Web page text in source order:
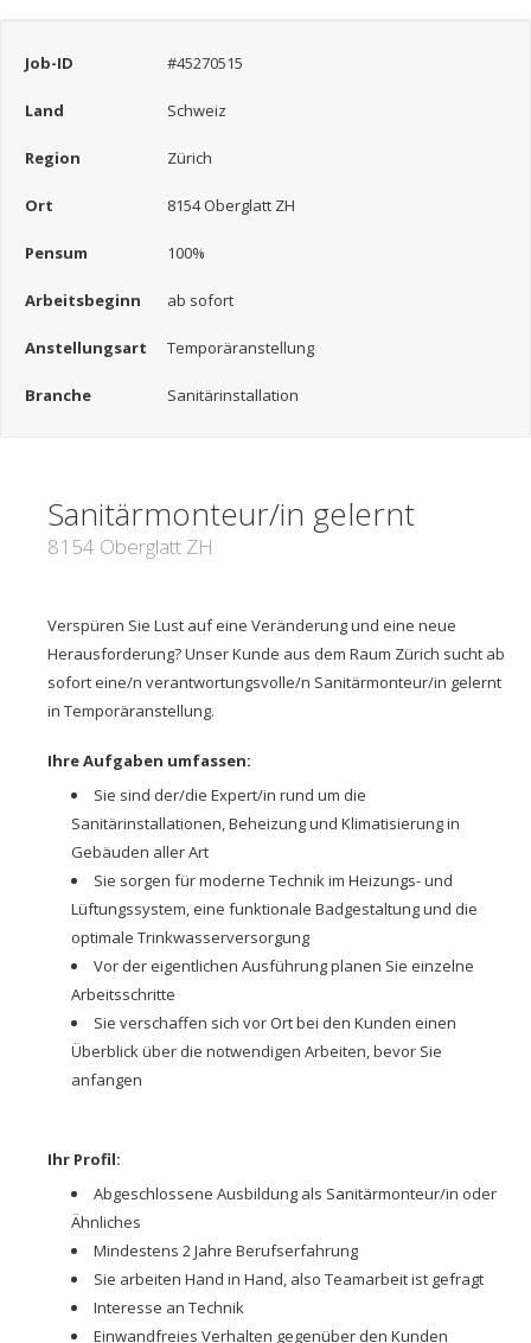
Job-ID #45270515
Land Schweiz
Region Zürich
Ort 8154 Oberglatt ZH
Pensum 100%
Arbeitsbeginn ab sofort
Anstellungsart Temporäranstellung
Branche Sanitärinstallation
Sanitärmonteur/in gelernt
8154 Oberglatt ZH
Verspüren Sie Lust auf eine Veränderung und eine neue
Herausforderung? Unser Kunde aus dem Raum Zürich sucht ab
sofort eine/n verantwortungsvolle/n Sanitärmonteur/in gelernt
in Temporäranstellung.
Ihre Aufgaben umfassen:
Sie sind der/die Expert/in rund um die
Sanitärinstallationen, Beheizung und Klimatisierung in
Gebäuden aller Art
Sie sorgen für moderne Technik im Heizungs- und
Lüftungssystem, eine funktionale Badgestaltung und die
optimale Trinkwasserversorgung
Vor der eigentlichen Ausführung planen Sie einzelne
Arbeitsschritte
Sie verschaffen sich vor Ort bei den Kunden einen
Überblick über die notwendigen Arbeiten, bevor Sie
anfangen
Ihr Profil:
Abgeschlossene Ausbildung als Sanitärmonteur/in oder
Ähnliches
Mindestens 2 Jahre Berufserfahrung
Sie arbeiten Hand in Hand, also Teamarbeit ist gefragt
Interesse an Technik
Einwandfreies Verhalten gegenüber den Kunden